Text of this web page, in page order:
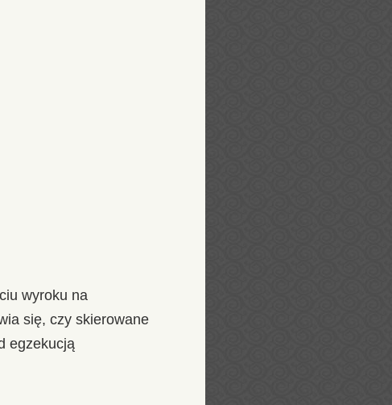
wyroku na
się, czy skierowane
egzekucją